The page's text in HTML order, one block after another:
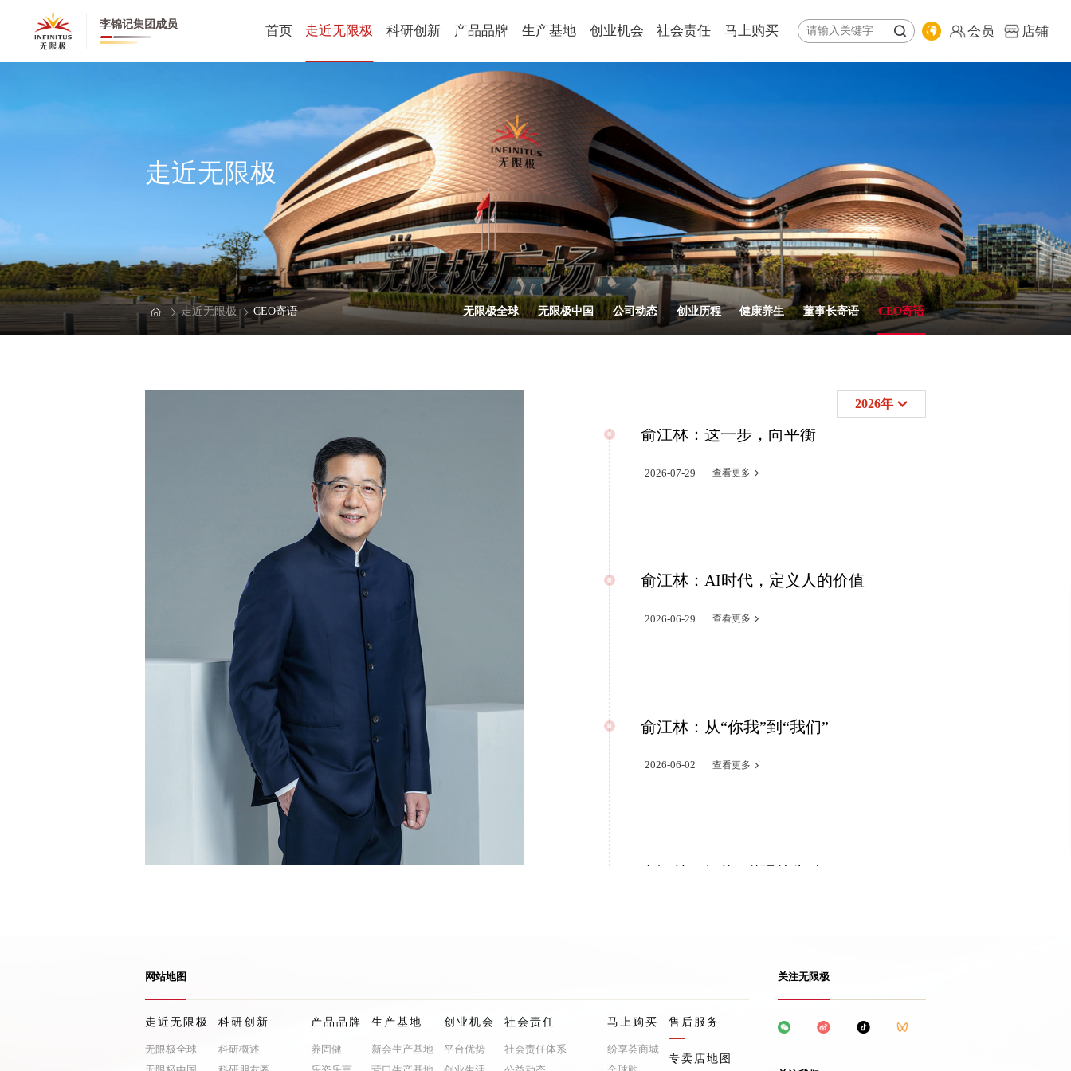
李锦记集团成员 首页 走近无限极
公司动态
创业历程
健康养生
董事长寄语
CEO寄语
科研创新
科研概述
科研朋友圈
青年学术开放基金
产品品牌
健康食品
养固健 乐姿乐言
优全佳
轻意养
美妆
萃雅 心维雅
家居用品
植雅 享优乐
帮得佳
轻盈跃
生产基地
新会生产基地
营口生产基地
创业机会
创业生活
激励表彰
起步助力
从业规范
社会责任
思利及人公益基金会
企业社会责任报告
马上购买
店铺
会员 店铺
走近无限极
走近无限极 CEO寄语 无限极全球 无限极中国 公司动态 创业历程 健康养生 董事长寄语 CEO寄语
2026年
俞江林：这一步，向平衡
2026-07-29 查看更多
俞江林：AI时代，定义人的价值
2026-06-29 查看更多
俞江林：从“你我”到“我们”
2026-06-02 查看更多
俞江林：不忘初心，领导变革
2026-03-23 查看更多
网站地图
走近无限极
无限极全球
科研创新
科研概述
产品品牌
养固健
生产基地
新会生产基地
创业机会
平台优势
社会责任
社会责任体系
马上购买
纷享荟商城
售后服务
专卖店地图
关注无限极